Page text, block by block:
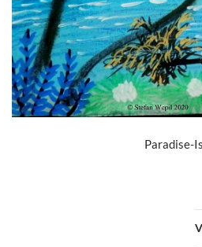
Paradise-